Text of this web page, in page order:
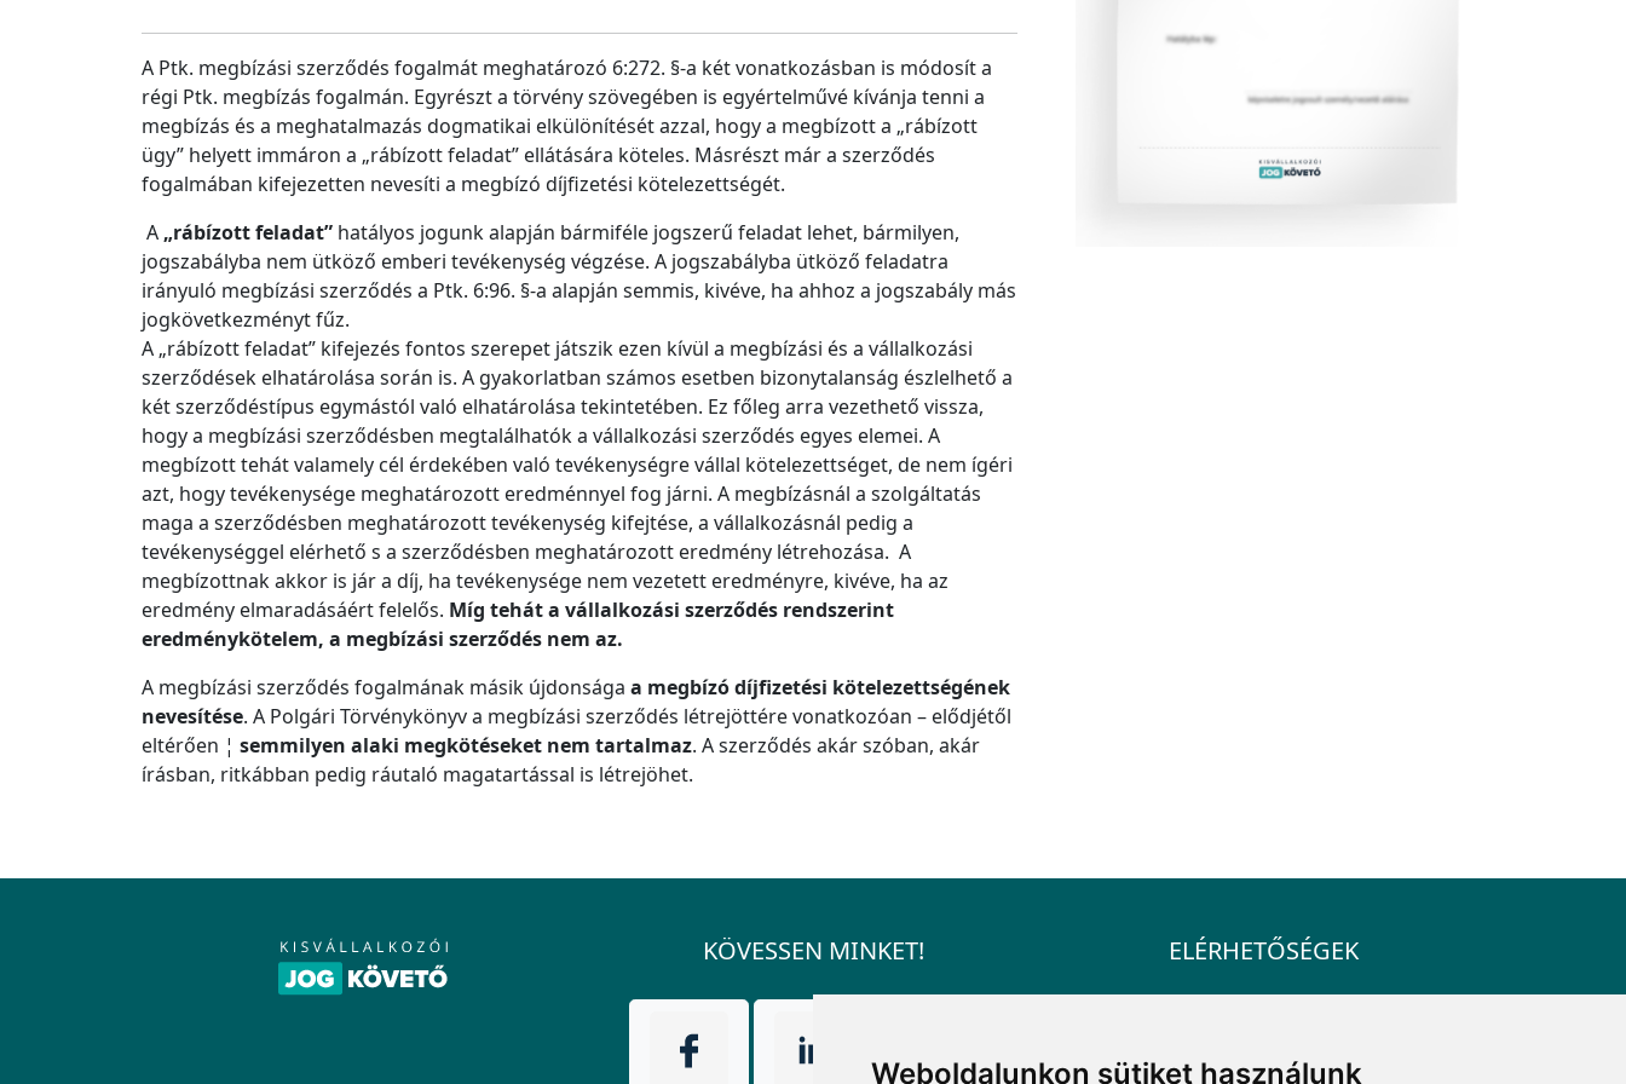
Weboldalunkon sütiket használunk
A Ptk. megbízási szerződés fogalmát meghatározó 6:272. §-a két vonatkozásban is módosít a
régi Ptk. megbízás fogalmán. Egyrészt a törvény szövegében is egyértelművé kívánja tenni a
megbízás és a meghatalmazás dogmatikai elkülönítését azzal, hogy a megbízott a „rábízott
ügy” helyett immáron a „rábízott feladat” ellátására köteles. Másrészt már a szerződés
fogalmában kifejezetten nevesíti a megbízó díjfizetési kötelezettségét.
A „rábízott feladat” hatályos jogunk alapján bármiféle jogszerű feladat lehet, bármilyen,
jogszabályba nem ütköző emberi tevékenység végzése. A jogszabályba ütköző feladatra
irányuló megbízási szerződés a Ptk. 6:96. §-a alapján semmis, kivéve, ha ahhoz a jogszabály más
jogkövetkezményt fűz.
A „rábízott feladat” kifejezés fontos szerepet játszik ezen kívül a megbízási és a vállalkozási
szerződések elhatárolása során is. A gyakorlatban számos esetben bizonytalanság észlelhető a
két szerződéstípus egymástól való elhatárolása tekintetében. Ez főleg arra vezethető vissza,
hogy a megbízási szerződésben megtalálhatók a vállalkozási szerződés egyes elemei. A
megbízott tehát valamely cél érdekében való tevékenységre vállal kötelezettséget, de nem ígéri
azt, hogy tevékenysége meghatározott eredménnyel fog járni. A megbízásnál a szolgáltatás
maga a szerződésben meghatározott tevékenység kifejtése, a vállalkozásnál pedig a
tevékenységgel elérhető s a szerződésben meghatározott eredmény létrehozása. A
megbízottnak akkor is jár a díj, ha tevékenysége nem vezetett eredményre, kivéve, ha az
eredmény elmaradásáért felelős. Míg tehát a vállalkozási szerződés rendszerint
eredménykötelem, a megbízási szerződés nem az.
A megbízási szerződés fogalmának másik újdonsága a megbízó díjfizetési kötelezettségének
nevesítése. A Polgári Törvénykönyv a megbízási szerződés létrejöttére vonatkozóan – elődjétől
eltérően ¦ semmilyen alaki megkötéseket nem tartalmaz. A szerződés akár szóban, akár
írásban, ritkábban pedig ráutaló magatartással is létrejöhet.
KÖVESSEN MINKET! ELÉRHETŐSÉGEK
info@mprx.hu